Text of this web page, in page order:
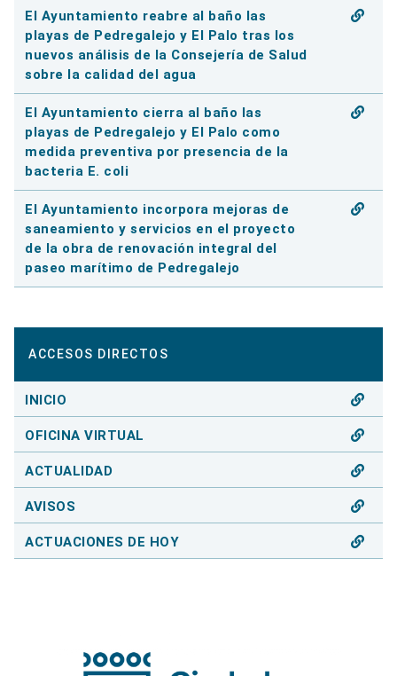
El Ayuntamiento reabre al baño las
playas de Pedregalejo y El Palo tras los
nuevos análisis de la Consejería de Salud
sobre la calidad del agua
El Ayuntamiento cierra al baño las
playas de Pedregalejo y El Palo como
medida preventiva por presencia de la
bacteria E. coli
El Ayuntamiento incorpora mejoras de
saneamiento y servicios en el proyecto
de la obra de renovación integral del
paseo marítimo de Pedregalejo
ACCESOS DIRECTOS
INICIO
OFICINA VIRTUAL
ACTUALIDAD
AVISOS
ACTUACIONES DE HOY